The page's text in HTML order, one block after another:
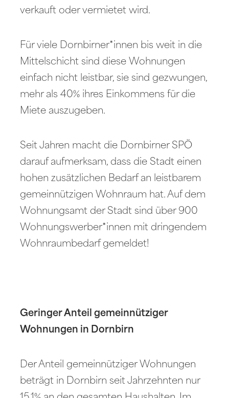
verkauft oder vermietet wird.
Für viele Dornbirner*innen bis weit in die
Mittelschicht sind diese Wohnungen
einfach nicht leistbar, sie sind gezwungen,
mehr als 40% ihres Einkommens für die
Miete auszugeben.
Seit Jahren macht die Dornbirner SPÖ
darauf aufmerksam, dass die Stadt einen
hohen zusätzlichen Bedarf an leistbarem
gemeinnützigen Wohnraum hat. Auf dem
Wohnungsamt der Stadt sind über 900
Wohnungswerber*innen mit dringendem
Wohnraumbedarf gemeldet!
Geringer Anteil gemeinnütziger
Wohnungen in Dornbirn
Der Anteil gemeinnütziger Wohnungen
beträgt in Dornbirn seit Jahrzehnten nur